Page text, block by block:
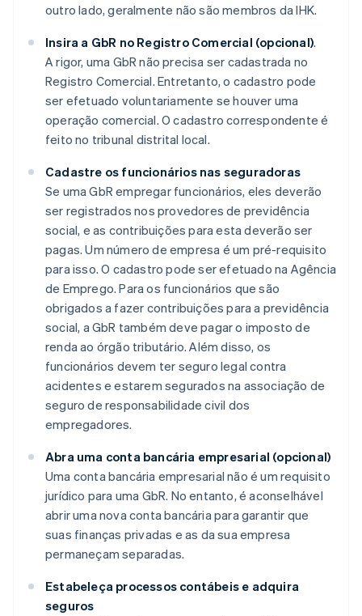
outro lado, geralmente não são membros da IHK.
Insira a GbR no Registro Comercial (opcional).
A rigor, uma GbR não precisa ser cadastrada no
Registro Comercial. Entretanto, o cadastro pode
ser efetuado voluntariamente se houver uma
operação comercial. O cadastro correspondente é
feito no tribunal distrital local.
Cadastre os funcionários nas seguradoras
Se uma GbR empregar funcionários, eles deverão
ser registrados nos provedores de previdência
social, e as contribuições para esta deverão ser
pagas. Um número de empresa é um pré-requisito
para isso. O cadastro pode ser efetuado na Agência
de Emprego. Para os funcionários que são
obrigados a fazer contribuições para a previdência
social, a GbR também deve pagar o imposto de
renda ao órgão tributário. Além disso, os
funcionários devem ter seguro legal contra
acidentes e estarem segurados na associação de
seguro de responsabilidade civil dos
empregadores.
Abra uma conta bancária empresarial (opcional)
Uma conta bancária empresarial não é um requisito
jurídico para uma GbR. No entanto, é aconselhável
abrir uma nova conta bancária para garantir que
suas finanças privadas e as da sua empresa
permaneçam separadas.
Estabeleça processos contábeis e adquira
seguros